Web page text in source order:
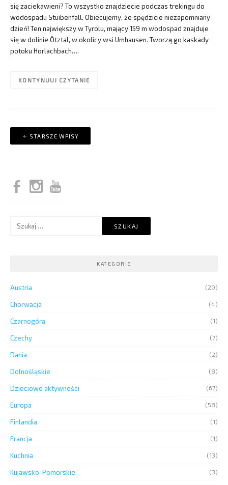
się zaciekawieni? To wszystko znajdziecie podczas trekingu do
wodospadu Stuibenfall. Obiecujemy, że spędzicie niezapomniany
dzień! Ten największy w Tyrolu, mający 159 m wodospad znajduje
się w dolinie Ötztal, w okolicy wsi Umhausen. Tworzą go kaskady
potoku Horlachbach….
KONTYNUUJ CZYTANIE
Nawigacja
po
STARSZE WPISY
Szukaj:
KATEGORIE
Austria (20)
Chorwacja (4)
Czarnogóra (1)
Czechy (7)
Dania (2)
Dolnośląskie (8)
Dzieciowe aktywności (67)
Europa (58)
Finlandia (1)
Francja (1)
Kuchnia (13)
Kujawsko-Pomorskie (3)